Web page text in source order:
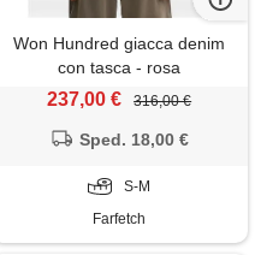
Won Hundred giacca denim
con tasca - rosa
237,00 € 316,00 €
Sped. 18,00 €
S-M
Farfetch